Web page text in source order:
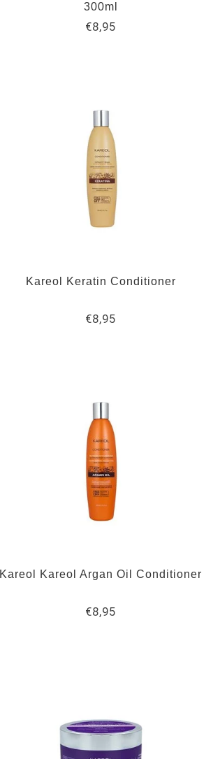
300ml
€8,95
Kareol Keratin Conditioner
€8,95
Kareol Kareol Argan Oil Conditioner
€8,95